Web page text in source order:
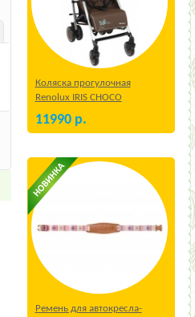
Коляска прогулочная
Renolux IRIS CHOCO
11990 р.
Ремень для автокресла-